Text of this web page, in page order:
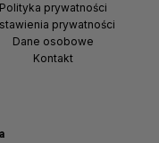
Polityka prywatności
prywatności
Dane osobowe
Kontakt